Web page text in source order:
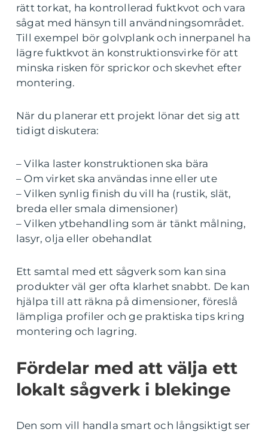
rätt torkat, ha kontrollerad fuktkvot och vara
sågat med hänsyn till användningsområdet.
Till exempel bör golvplank och innerpanel ha
lägre fuktkvot än konstruktionsvirke för att
minska risken för sprickor och skevhet efter
montering.
När du planerar ett projekt lönar det sig att
tidigt diskutera:
– Vilka laster konstruktionen ska bära
– Om virket ska användas inne eller ute
– Vilken synlig finish du vill ha (rustik, slät,
breda eller smala dimensioner)
– Vilken ytbehandling som är tänkt målning,
lasyr, olja eller obehandlat
Ett samtal med ett sågverk som kan sina
produkter väl ger ofta klarhet snabbt. De kan
hjälpa till att räkna på dimensioner, föreslå
lämpliga profiler och ge praktiska tips kring
montering och lagring.
Fördelar med att välja ett
lokalt sågverk i blekinge
Den som vill handla smart och långsiktigt ser